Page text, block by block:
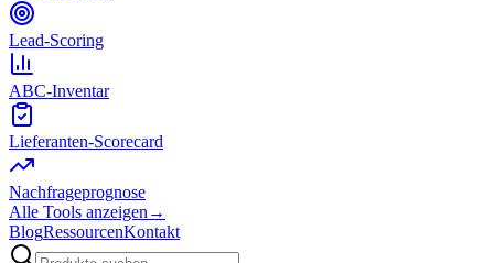
Lead-Scoring
ABC-Inventar
Lieferanten-Scorecard
Nachfrageprognose
Alle Tools anzeigen →
BlogRessourcenKontakt